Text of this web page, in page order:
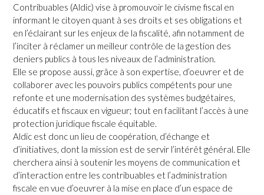
Contribuables (Aldic) vise à promouvoir le civisme fiscal en
informant le citoyen quant à ses droits et ses obligations et
en l’éclairant sur les enjeux de la fiscalité, afin notamment de
l’inciter à réclamer un meilleur contrôle de la gestion des
deniers publics à tous les niveaux de l’administration.
Elle se propose aussi, grâce à son expertise, d’oeuvrer et de
collaborer avec les pouvoirs publics compétents pour une
refonte et une modernisation des systèmes budgétaires,
éducatifs et fiscaux en vigueur; tout en facilitant l’accès à une
protection juridique fiscale équitable.
Aldic est donc un lieu de coopération, d’échange et
d’initiatives, dont la mission est de servir l’intérêt général. Elle
cherchera ainsi à soutenir les moyens de communication et
d’interaction entre les contribuables et l’administration
fiscale en vue d’oeuvrer à la mise en place d’un espace de